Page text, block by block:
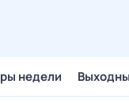
недели